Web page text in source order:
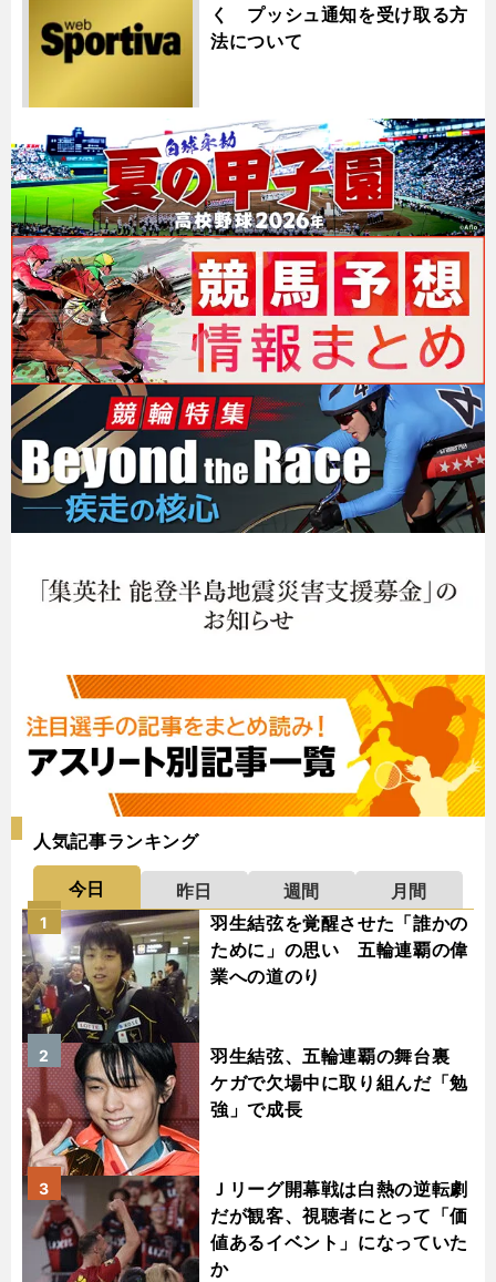
く プッシュ通知を受け取る方
法について
人気記事ランキング
今日 昨日 週間
月間
羽生結弦を覚醒させた「誰かの
ために」の思い 五輪連覇の偉
業への道のり
1
羽生結弦、五輪連覇の舞台裏
ケガで欠場中に取り組んだ「勉
強」で成長
2
Ｊリーグ開幕戦は白熱の逆転劇
だが観客、視聴者にとって「価
値あるイベント」になっていた
か
3